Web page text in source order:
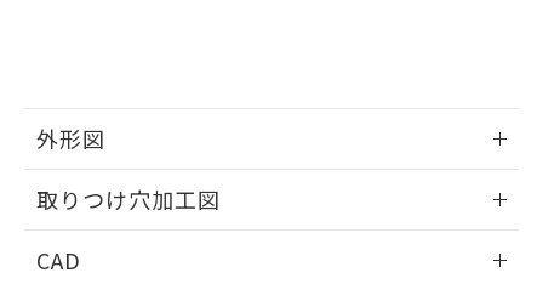
外形図
取りつけ穴加工図
CAD
品・サービスに関するお客様との取
の共同利用に関して"
用者の範囲」に記載されている法人を
EU RoHS指令（10物質）の非含有証明書
51物質の非含有証明書（当社基準）
※本証明書は発行日時点で非含有を証明す